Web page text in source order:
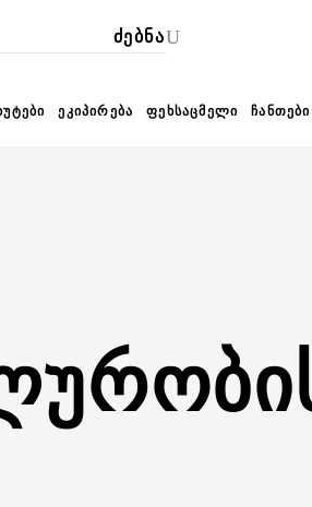
ᲔᲙᲘᲞᲘᲠᲔᲑᲐ ᲤᲔᲮᲡᲐᲪᲛᲔᲚᲘ